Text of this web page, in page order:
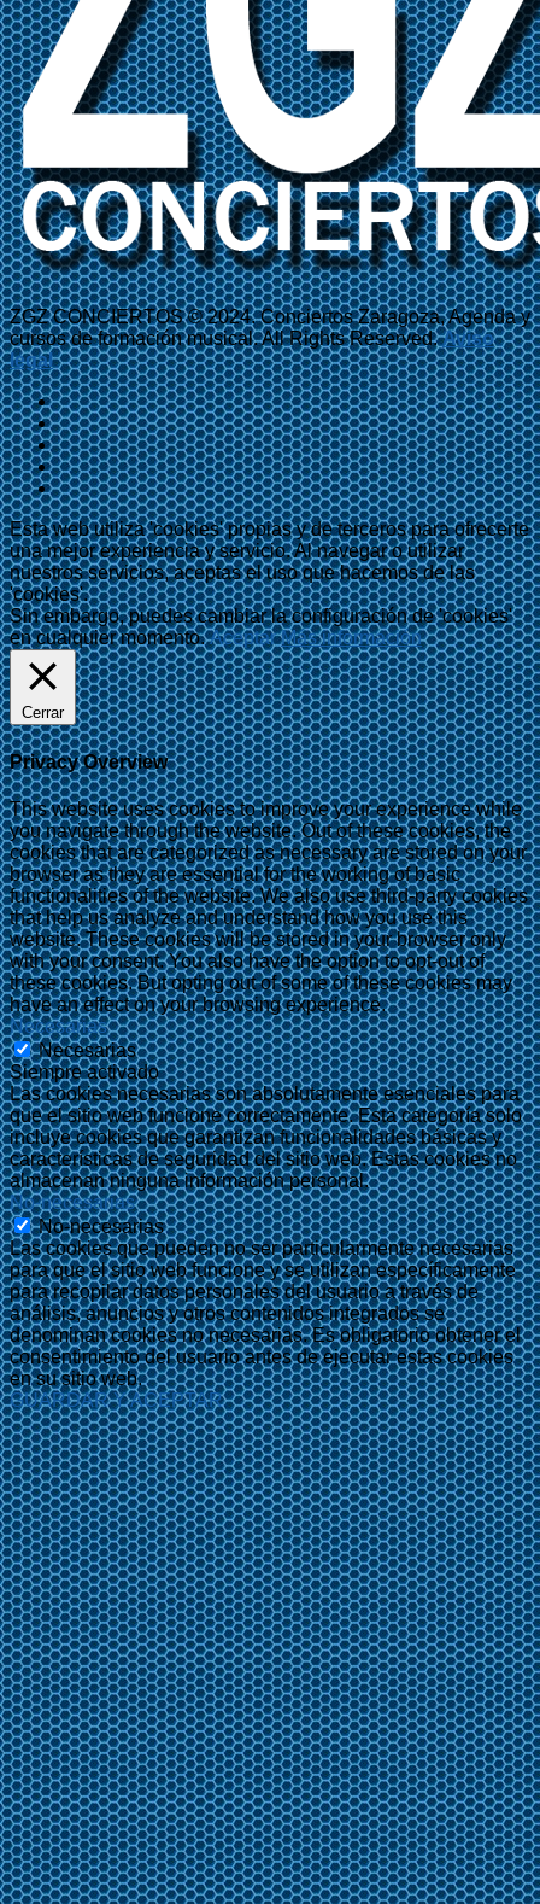
ZGZ CONCIERTOS © 2024. Conciertos Zaragoza, Agenda y
cursos de formación musical. All Rights Reserved.Aviso
legal
Esta web utiliza 'cookies' propias y de terceros para ofrecerte
una mejor experiencia y servicio. Al navegar o utilizar
nuestros servicios, aceptas el uso que hacemos de las
'cookies'.
Sin embargo, puedes cambiar la configuración de 'cookies'
en cualquier momento.Aceptar Más información
Cerrar
Privacy Overview
This website uses cookies to improve your experience while
you navigate through the website. Out of these cookies, the
cookies that are categorized as necessary are stored on your
browser as they are essential for the working of basic
functionalities of the website. We also use third-party cookies
that help us analyze and understand how you use this
website. These cookies will be stored in your browser only
with your consent. You also have the option to opt-out of
these cookies. But opting out of some of these cookies may
have an effect on your browsing experience.
Necesarias
Necesarias
Siempre activado
Las cookies necesarias son absolutamente esenciales para
que el sitio web funcione correctamente. Esta categoría solo
incluye cookies que garantizan funcionalidades básicas y
características de seguridad del sitio web. Estas cookies no
almacenan ninguna información personal.
No-necesarias
No-necesarias
Las cookies que pueden no ser particularmente necesarias
para que el sitio web funcione y se utilizan específicamente
para recopilar datos personales del usuario a través de
análisis, anuncios y otros contenidos integrados se
denominan cookies no necesarias. Es obligatorio obtener el
consentimiento del usuario antes de ejecutar estas cookies
en su sitio web.
GUARDAR Y ACEPTAR